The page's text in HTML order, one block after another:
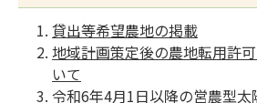
貸出等希望農地の掲載
地域計画策定後の農地転用許
いて
令和6年4月1日以降の営農型